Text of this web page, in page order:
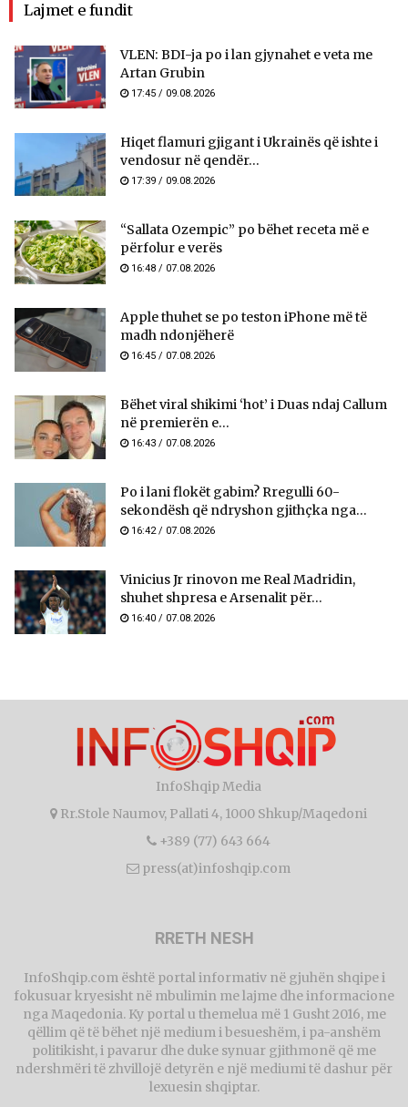
Lajmet e fundit
VLEN: BDI-ja po i lan gjynahet e veta me
Artan Grubin
17:45 / 09.08.2026
Hiqet flamuri gjigant i Ukrainës që ishte i
vendosur në qendër...
17:39 / 09.08.2026
“Sallata Ozempic” po bëhet receta më e
përfolur e verës
16:48 / 07.08.2026
Apple thuhet se po teston iPhone më të
madh ndonjëherë
16:45 / 07.08.2026
Bëhet viral shikimi ‘hot’ i Duas ndaj Callum
në premierën e...
16:43 / 07.08.2026
Po i lani flokët gabim? Rregulli 60-
sekondësh që ndryshon gjithçka nga...
16:42 / 07.08.2026
Vinicius Jr rinovon me Real Madridin,
shuhet shpresa e Arsenalit për...
16:40 / 07.08.2026
InfoShqip Media
Rr.Stole Naumov, Pallati 4, 1000 Shkup/Maqedoni
+389 (77) 643 664
press(at)infoshqip.com
RRETH NESH
InfoShqip.com është portal informativ në gjuhën shqipe i
fokusuar kryesisht në mbulimin me lajme dhe informacione
nga Maqedonia. Ky portal u themelua më 1 Gusht 2016, me
qëllim që të bëhet një medium i besueshëm, i pa-anshëm
politikisht, i pavarur dhe duke synuar gjithmonë që me
ndershmëri të zhvillojë detyrën e një mediumi të dashur për
lexuesin shqiptar.